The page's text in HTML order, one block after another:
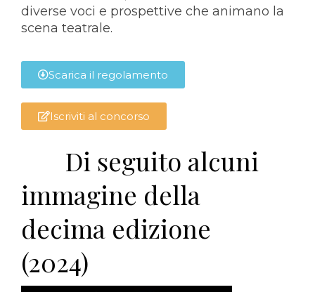
diverse voci e prospettive che animano la
scena teatrale.
Scarica il regolamento
Iscriviti al concorso
Di seguito alcuni
immagine della
decima edizione
(2024)